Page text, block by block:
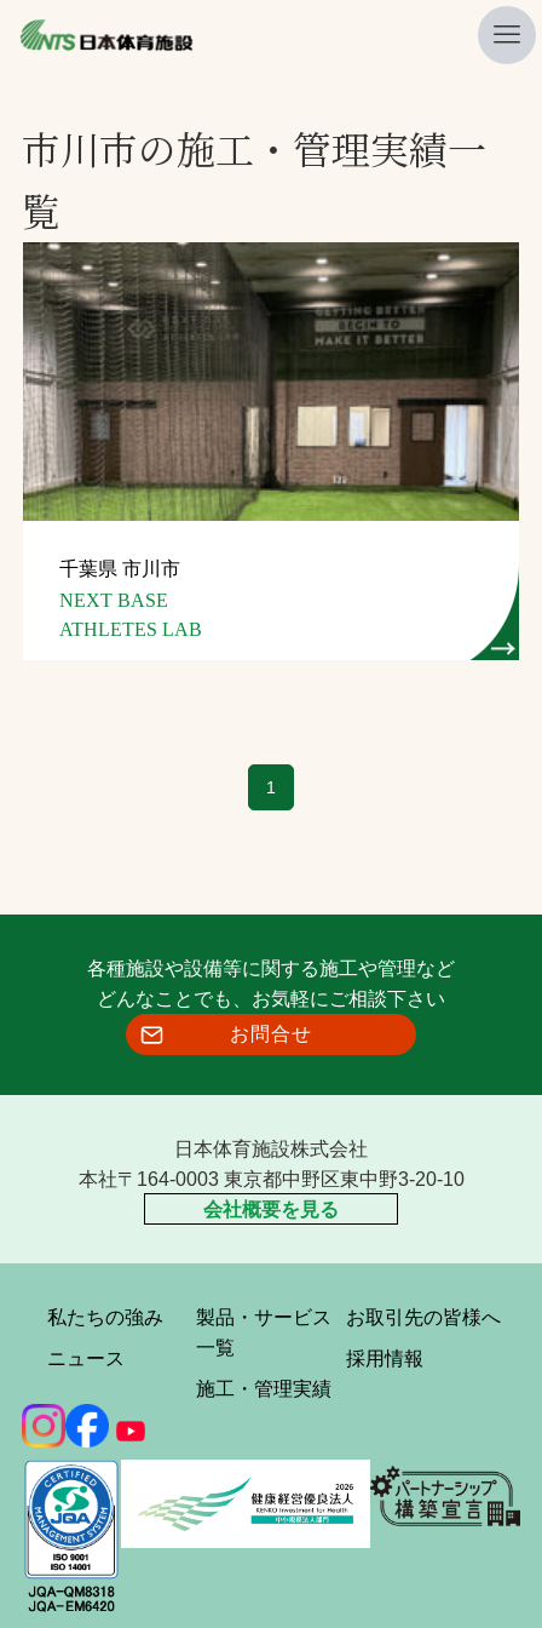
ニュース
プレスリリース
レポート
製品・サービス一覧
施工・管理実績一覧
会社概要
採用情報
検索
お問合せ
文字の見えづらさや操作にお困りの方へ
市川市の施工・管理実績一
覧
千葉県 市川市
NEXT BASE
ATHLETES LAB
1
各種施設や設備等に関する施工や管理など
どんなことでも、お気軽にご相談下さい
お問合せ
日本体育施設株式会社
本社〒164-0003 東京都中野区東中野3-20-10
会社概要を見る
私たちの強み
ニュース
製品・サービス
一覧
施工・管理実績
お取引先の皆様へ
採用情報